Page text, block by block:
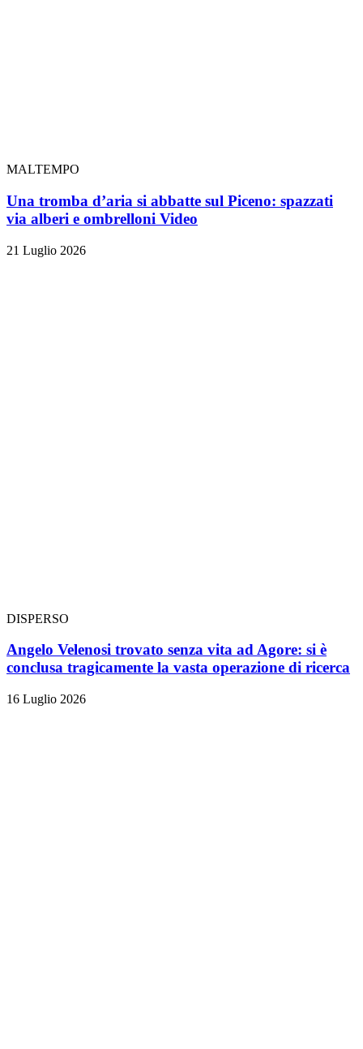
MALTEMPO
Una tromba d’aria si abbatte sul Piceno: spazzati
via alberi e ombrelloni Video
21 Luglio 2026
DISPERSO
Angelo Velenosi trovato senza vita ad Agore: si è
conclusa tragicamente la vasta operazione di ricerca
16 Luglio 2026